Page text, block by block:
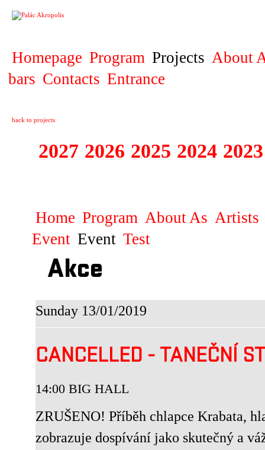
Homepage Program Projects About
bars Contacts Entrance
back to projects
2027 2026 2025 2024 2023
Home Program About As Artists
Event Event Test
Akce
Sunday 13/01/2019
CANCELLED - TANEČNÍ
14:00 BIG HALL
ZRUŠENO! Příběh chlapce Krabata,
zobrazuje dospívání jako skutečný a